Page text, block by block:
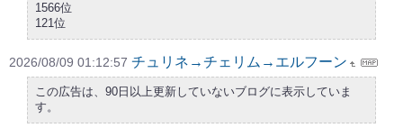
1566位
121位
2026/08/09 01:12:57 チュリネ→チェリム→エルフーン
この広告は、90日以上更新していないブログに表示していま
す。